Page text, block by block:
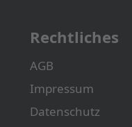
Rechtliches
AGB
Impressum
Datenschutz